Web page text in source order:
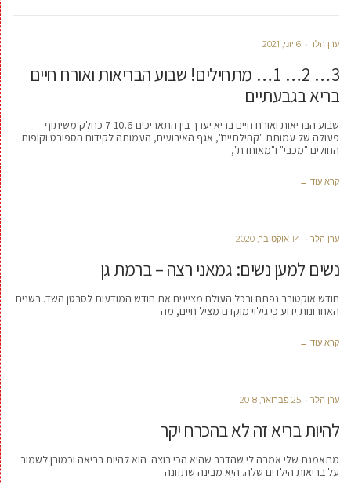
ערן הלר 6 יוני, 2021
3… 2… 1… מתחילים! שבוע הבריאות ואורח חיים
בריא בגבעתיים
שבוע הבריאות ואורח חיים בריא יערך בין התאריכים 7-10.6 כחלק משיתוף
פעולה של עמותת "קהילתיים", אגף האירועים, העמותה לקידום הספורט וקופות
החולים "מכבי" ו"מאוחדת",
קרא עוד ←
ערן הלר 14 אוקטובר, 2020
נשים למען נשים: גמאני רצה – ברמת גן
חודש אוקטובר נפתח ובכל העולם מציינים את חודש המודעות לסרטן השד. בשנים
האחרונות ידוע כי גילוי מוקדם מציל חיים, מה
קרא עוד ←
ערן הלר 25 פברואר, 2018
להיות בריא זה לא בהכרח יקר
מתאמנת שלי אמרה לי שהדבר שהיא הכי רוצה הוא להיות בריאה וכמובן לשמור
על בריאות הילדים שלה. היא מבינה שתזונה